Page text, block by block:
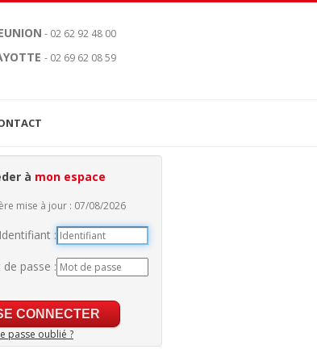
- 02 62 92 48 00
- 02 69 62 08 59
à mon espace
mise à jour : 07/08/2026
Identifiant :
de passe :
passe oublié ?